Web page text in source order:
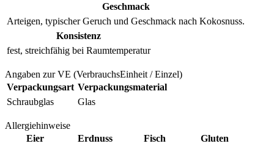
Geschmack
Arteigen, typischer Geruch und Geschmack nach Kokosnuss.
Konsistenz
fest, streichfähig bei Raumtemperatur
Angaben zur VE (VerbrauchsEinheit / Einzel)
Verpackungsart
Schraubglas
Verpackungsmaterial
Glas
Allergiehinweise
Eier
Erdnuss
Fisch
Gluten